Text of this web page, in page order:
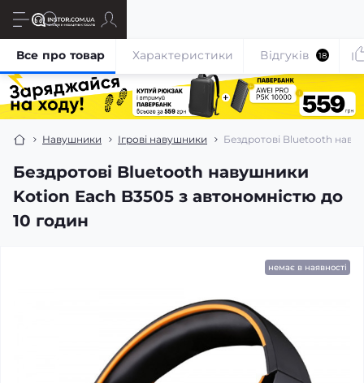
Навушники Ігрові навушники Бездротові Bluetooth
Бездротові Bluetooth навушники
Kotion Each B3505 з автономністю до
10 годин
Все про товар Характеристики Відгуків 18
немає в наявності